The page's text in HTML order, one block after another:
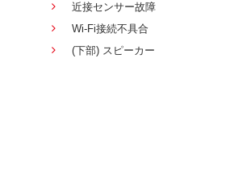
近接センサー故障
Wi-Fi接続不具合
(下部) スピーカー